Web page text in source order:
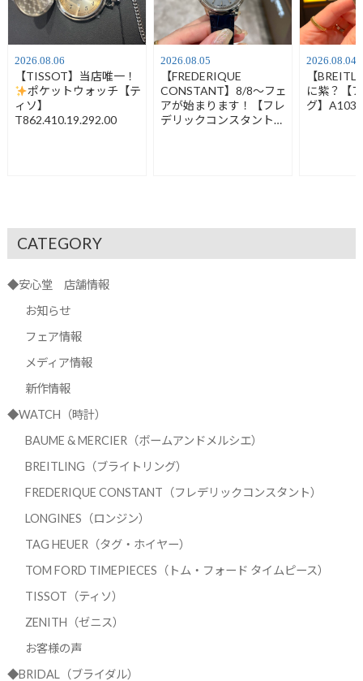
2026.08.06
【TISSOT】当店唯一！
ポケットウォッチ【テ
ィソ】
T862.410.19.292.00
2026.08.05
【FREDERIQUE
CONSTANT】8/8～フェ
アが始まります！【フレ
デリックコンスタント】
2026.08.04
【
に紫？【
グ】
CATEGORY
◆安心堂 店舗情報
お知らせ
フェア情報
メディア情報
新作情報
◆WATCH（時計）
BAUME & MERCIER（ボームアンドメルシエ）
BREITLING（ブライトリング）
FREDERIQUE CONSTANT（フレデリックコンスタント）
LONGINES（ロンジン）
TAG HEUER（タグ・ホイヤー）
TOM FORD TIMEPIECES（トム・フォード タイムピース）
TISSOT（ティソ）
ZENITH（ゼニス）
お客様の声
◆BRIDAL（ブライダル）